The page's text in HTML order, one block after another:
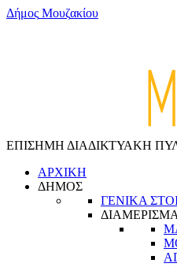
Δήμος Μουζακίου
ΕΠΙΣΗΜΗ ΔΙΑΔΙΚΤΥΑΚΗ
ΑΡΧΙΚΗ
ΔΗΜΟΣ
ΓΕΝΙΚΑ